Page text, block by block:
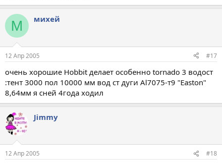
М михей
12 Апр 2005 #17
очень хорошие Hobbit делает особенно tornado 3 водост
:тент 3000 пол 10000 мм вод ст дуги Al7075-т9 "Easton"
8,64мм я сней 4года ходил
Jimmy
12 Апр 2005 #18